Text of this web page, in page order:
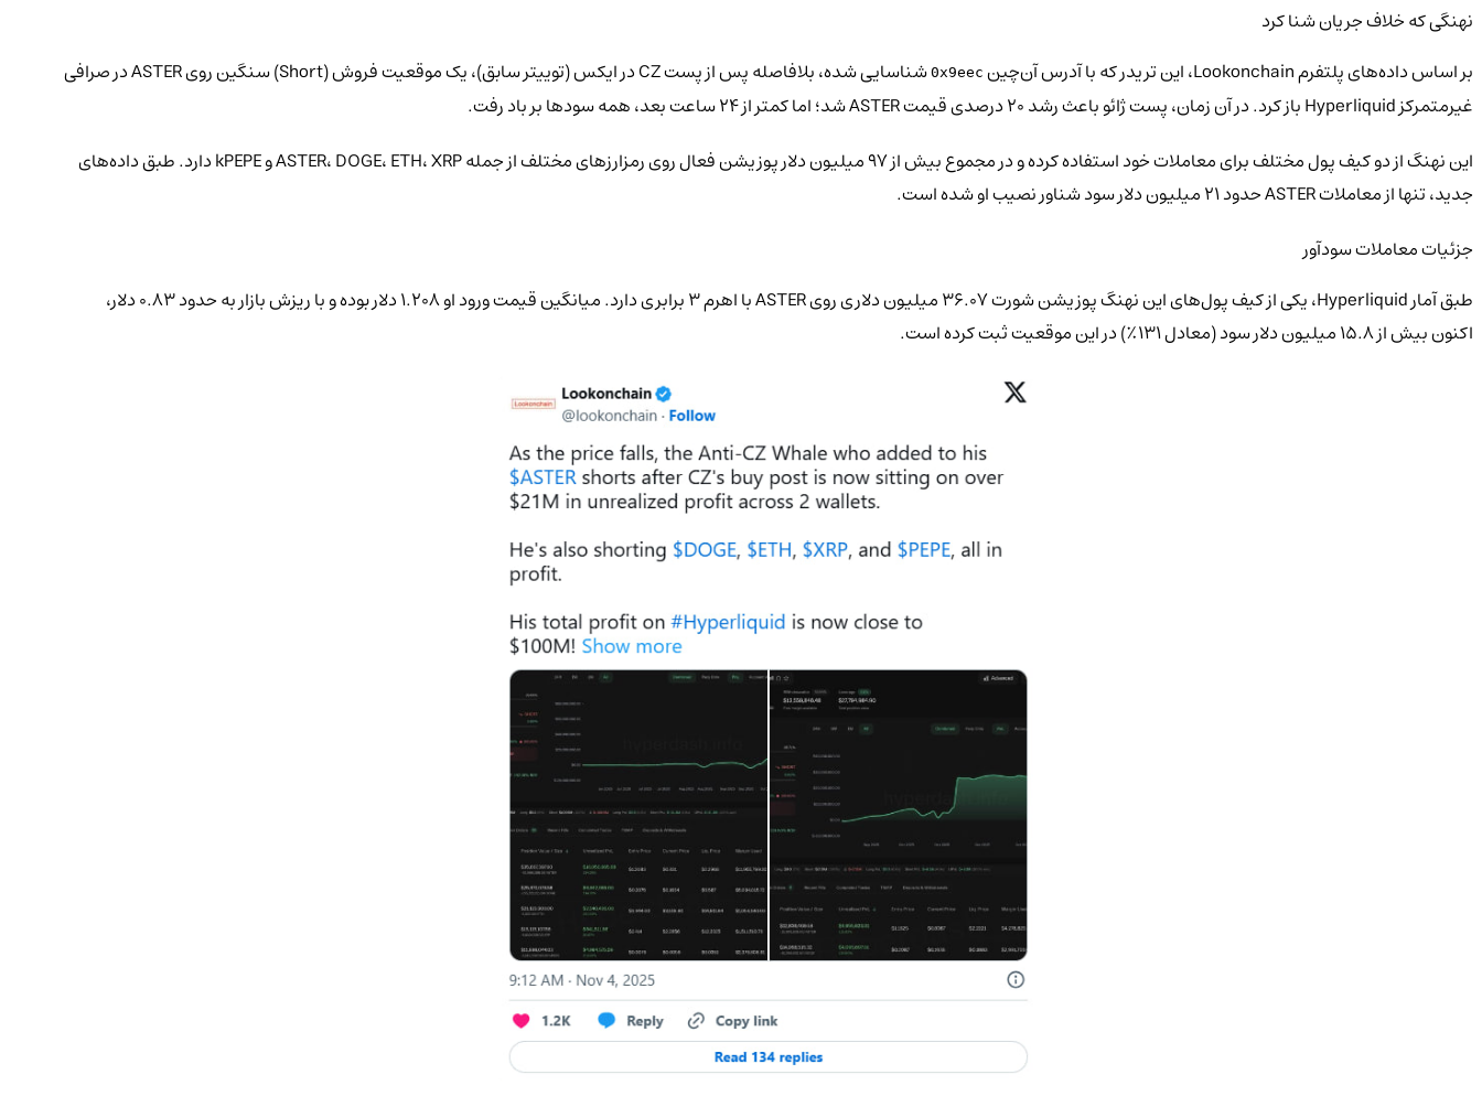
نهنگی که خلاف جریان شنا کرد
بر اساس داده‌های پلتفرم Lookonchain، این تریدر که با آدرس آن‌چین
0x9eec
شناسایی شده، بلافاصله پس از پست CZ در ایکس (توییتر سابق)، یک موقعیت فروش (Short) سنگین روی ASTER در صرافی
غیرمتمرکز Hyperliquid باز کرد. در آن زمان، پست ژائو باعث رشد ۲۰ درصدی قیمت ASTER شد؛ اما کمتر از ۲۴ ساعت بعد، همه سودها بر باد رفت.
این نهنگ از دو کیف پول مختلف برای معاملات خود استفاده کرده و در مجموع بیش از ۹۷ میلیون دلار پوزیشن فعال روی رمزارزهای مختلف از جمله ASTER، DOGE، ETH، XRP و kPEPE دارد. طبق داده‌های
جدید، تنها از معاملات ASTER حدود ۲۱ میلیون دلار سود شناور نصیب او شده است.
جزئیات معاملات سودآور
طبق آمار Hyperliquid، یکی از کیف پول‌های این نهنگ پوزیشن شورت ۳۶.۰۷ میلیون دلاری روی ASTER با اهرم ۳ برابری دارد. میانگین قیمت ورود او ۱.۲۰۸ دلار بوده و با ریزش بازار به حدود ۰.۸۳ دلار،
اکنون بیش از ۱۵.۸ میلیون دلار سود (معادل ۱۳۱٪) در این موقعیت ثبت کرده است.